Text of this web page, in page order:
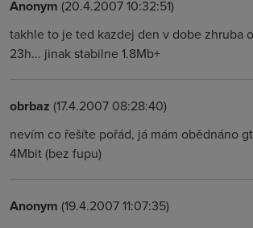
Anonym (20.4.2007 10:32:51)
takhle to je ted kazdej den v dobe zhruba
23h... jinak stabilne 1.8Mb+
obrbaz (17.4.2007 08:28:40)
nevím co řešíte pořád, já mám obědnáno
4Mbit (bez fupu)
Anonym (19.4.2007 11:07:35)